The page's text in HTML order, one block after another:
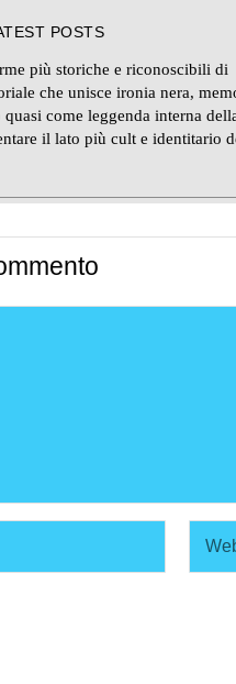
POSTS
più storiche e riconoscibili di
che unisce ironia nera,
come leggenda interna
il lato più cult e identitario